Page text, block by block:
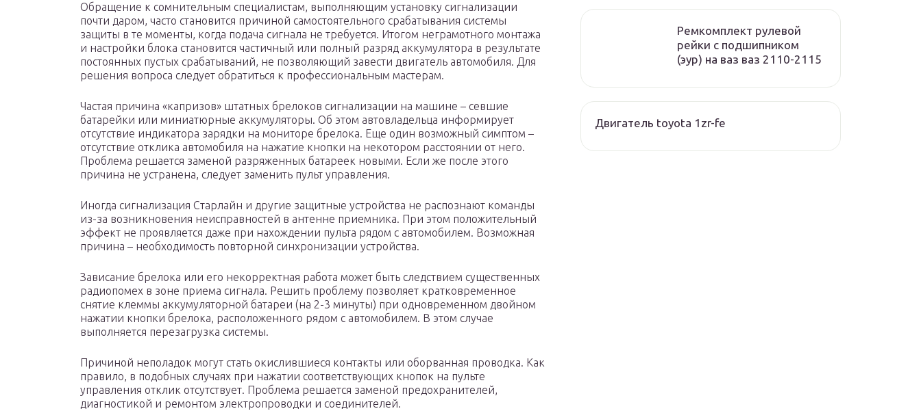
Обращение к сомнительным специалистам, выполняющим установку сигнализации
почти даром, часто становится причиной самостоятельного срабатывания системы
защиты в те моменты, когда подача сигнала не требуется. Итогом неграмотного монтажа
и настройки блока становится частичный или полный разряд аккумулятора в результате
постоянных пустых срабатываний, не позволяющий завести двигатель автомобиля. Для
решения вопроса следует обратиться к профессиональным мастерам.
Частая причина «капризов» штатных брелоков сигнализации на машине – севшие
батарейки или миниатюрные аккумуляторы. Об этом автовладельца информирует
отсутствие индикатора зарядки на мониторе брелока. Еще один возможный симптом –
отсутствие отклика автомобиля на нажатие кнопки на некотором расстоянии от него.
Проблема решается заменой разряженных батареек новыми. Если же после этого
причина не устранена, следует заменить пульт управления.
Иногда сигнализация Старлайн и другие защитные устройства не распознают команды
из-за возникновения неисправностей в антенне приемника. При этом положительный
эффект не проявляется даже при нахождении пульта рядом с автомобилем. Возможная
причина – необходимость повторной синхронизации устройства.
Зависание брелока или его некорректная работа может быть следствием существенных
радиопомех в зоне приема сигнала. Решить проблему позволяет кратковременное
снятие клеммы аккумуляторной батареи (на 2-3 минуты) при одновременном двойном
нажатии кнопки брелока, расположенного рядом с автомобилем. В этом случае
выполняется перезагрузка системы.
Причиной неполадок могут стать окислившиеся контакты или оборванная проводка. Как
правило, в подобных случаях при нажатии соответствующих кнопок на пульте
управления отклик отсутствует. Проблема решается заменой предохранителей,
диагностикой и ремонтом электропроводки и соединителей.
Ремкомплект рулевой
рейки с подшипником
(эур) на ваз ваз 2110-2115
Двигатель toyota 1zr-fe